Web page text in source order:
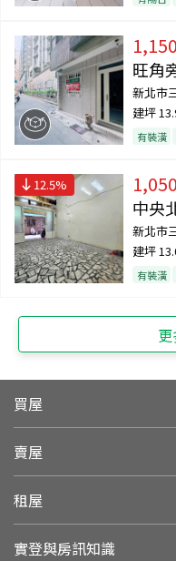
1,150
旺角
新北市
建坪
有裝潢
12.5% 1,050
中央
新北市
建坪
有裝潢
買屋
賣屋
租屋
實登與房訊知識